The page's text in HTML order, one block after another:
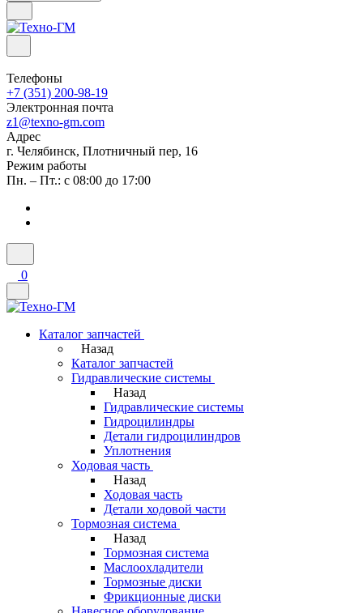
Телефоны
+7 (351) 200-98-19
Электронная почта
z1@texno-gm.com
Адрес
г. Челябинск, Плотничный пер, 16
Режим работы
Пн. – Пт.: с 08:00 до 17:00
0
Каталог запчастей
Назад
Каталог запчастей
Гидравлические системы
Назад
Гидравлические системы
Гидроцилиндры
Детали гидроцилиндров
Уплотнения
Ходовая часть
Назад
Ходовая часть
Детали ходовой части
Тормозная система
Назад
Тормозная система
Маслоохладители
Тормозные диски
Фрикционные диски